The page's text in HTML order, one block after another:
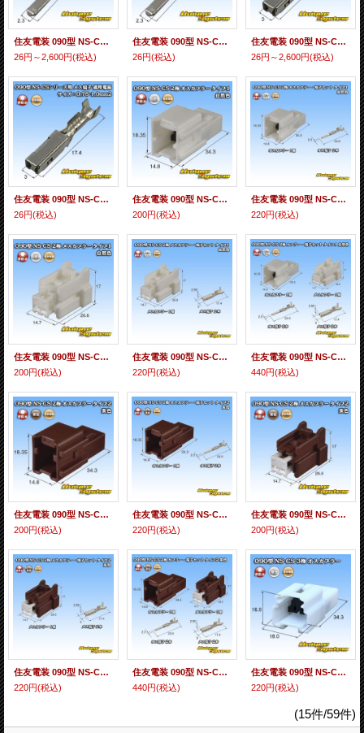
住友電装 090型 NS-CSシリーズ用 非防水 オス端子 適用電線サイズ：0.3-0.5mm2
26円～2,600円(税込)
住友電装 090型 NS-CSシリーズ用 非防水 オス端子 適用電線サイズ：0.75-1.0mm2
26円(税込)
住友電装 090型 NS-CSシリーズ用 非防水 メス端子 適用電線サイズ：0.3-0.5mm2
26円～2,600円(税込)
住友電装 090型 NS-CSシリーズ用 非防水 メス端子 適用電線サイズ：0.75-1.0mm2
26円(税込)
住友電装 090型 NS-CS 非防水 2極 オスカプラー タイプ1 自然色
200円(税込)
住友電装 090型 NS-CS 非防水 2極 オスカプラー・端子セット タイプ1 自然色
220円(税込)
住友電装 090型 NS-CS 非防水 2極 メスカプラー タイプ1 自然色
200円(税込)
住友電装 090型 NS-CS 非防水 2極 メスカプラー・端子セット タイプ1 自然色
220円(税込)
住友電装 090型 NS-CS 非防水 2極 カプラー・端子セット タイプ1 自然色
440円(税込)
住友電装 090型 NS-CS 非防水 2極 オスカプラー タイプ2 茶色
200円(税込)
住友電装 090型 NS-CS 非防水 2極 オスカプラー・端子セット タイプ2 茶色
220円(税込)
住友電装 090型 NS-CS 非防水 2極 メスカプラー タイプ2 茶色
200円(税込)
住友電装 090型 NS-CS 非防水 2極 メスカプラー・端子セット タイプ2 茶色
220円(税込)
住友電装 090型 NS-CS 非防水 2極 カプラー・端子セット タイプ2 茶色
440円(税込)
住友電装 090型 NS-CS 非防水 3極 オスカプラー
220円(税込)
(15件/59件)